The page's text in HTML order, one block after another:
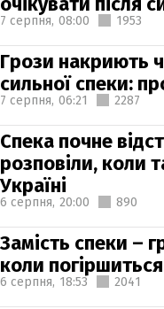
7 серпня, 08:00 1953
Грози накриють
сильної спеки:
7 серпня, 06:21 2287
Спека почне
розповіли, коли
Україні
6 серпня, 20:00 890
Замість спеки –
коли
6 серпня, 18:53 2041